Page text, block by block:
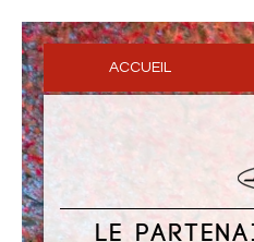
ACCUEIL
LE